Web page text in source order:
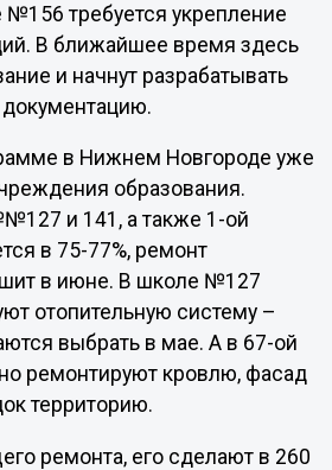
№156 требуется укрепление
В ближайшее время здесь
и начнут разрабатывать
в Нижнем Новгороде уже
образования.
и 141, а также 1-ой
в 75-77%, ремонт
в июне. В школе №127
отопительную систему –
выбрать в мае. А в 67-ой
ремонтируют кровлю, фасад
территорию.
ремонта, его сделают в 260